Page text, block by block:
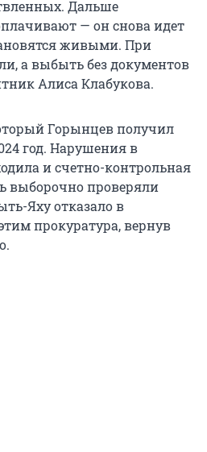
Дальше
— он снова идет
живыми. При
а выбыть без документов
Алиса Клабукова.
Горынцев получил
год. Нарушения в
и счетно-контрольная
выборочно проверяли
Яху отказало в
прокуратура, вернув